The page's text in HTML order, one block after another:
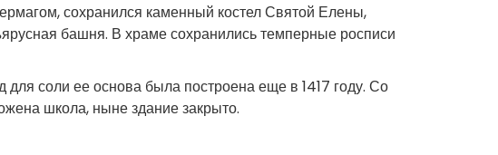
сохранился каменный костел Святой Елены,
башня. В храме сохранились темперные росписи
для соли ее основа была построена еще в 1417 году. Со
школа, ныне здание закрыто.